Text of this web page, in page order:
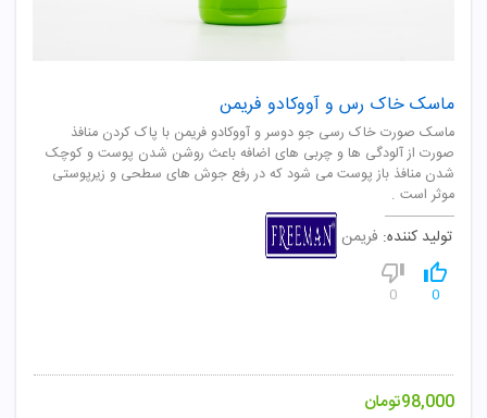
ماسک خاک رس و آووکادو فریمن
ماسک صورت خاک رسی جو دوسر و آووکادو فریمن با پاک کردن منافذ
صورت از آلودگی ها و چربی های اضافه باعث روشن شدن پوست و کوچک
شدن منافذ باز پوست می شود که در رفع جوش های سطحی و زیرپوستی
موثر است .
تولید کننده: فریمن
0
0
98,000تومان